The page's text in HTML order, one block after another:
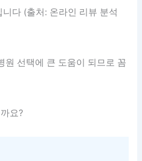
다 (출처: 온라인 리뷰 분석
원 선택에 큰 도움이 되므로 꼼
요?